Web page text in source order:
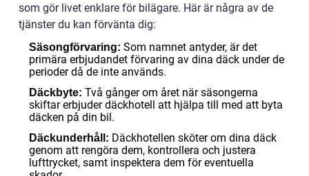
som gör livet enklare för bilägare. Här är några av de
tjänster du kan förvänta dig:
Säsongförvaring: Som namnet antyder, är det
primära erbjudandet förvaring av dina däck under de
perioder då de inte används.
Däckbyte: Två gånger om året när säsongerna
skiftar erbjuder däckhotell att hjälpa till med att byta
däcken på din bil.
Däckunderhåll: Däckhotellen sköter om dina däck
genom att rengöra dem, kontrollera och justera
lufttrycket, samt inspektera dem för eventuella